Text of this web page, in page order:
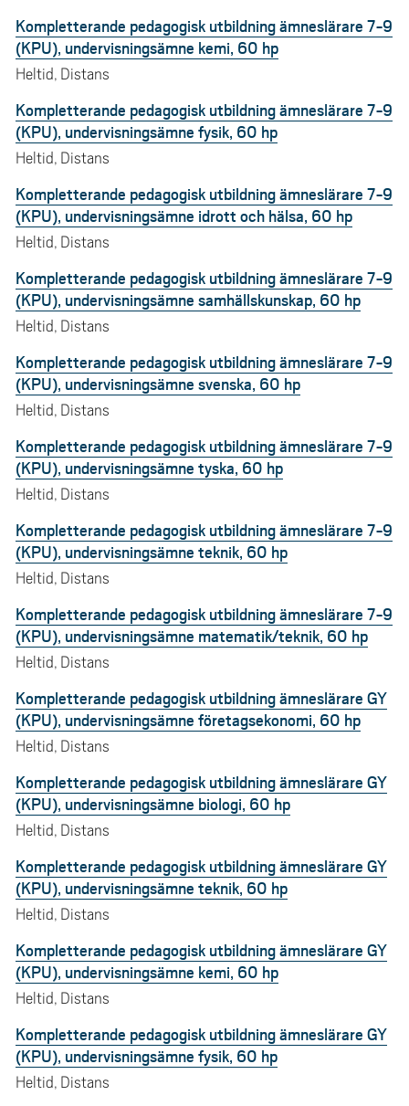
Kompletterande pedagogisk utbildning ämneslärare 7-9
(KPU), undervisningsämne kemi, 60 hp
Heltid, Distans
Kompletterande pedagogisk utbildning ämneslärare 7-9
(KPU), undervisningsämne fysik, 60 hp
Heltid, Distans
Kompletterande pedagogisk utbildning ämneslärare 7-9
(KPU), undervisningsämne idrott och hälsa, 60 hp
Heltid, Distans
Kompletterande pedagogisk utbildning ämneslärare 7-9
(KPU), undervisningsämne samhällskunskap, 60 hp
Heltid, Distans
Kompletterande pedagogisk utbildning ämneslärare 7-9
(KPU), undervisningsämne svenska, 60 hp
Heltid, Distans
Kompletterande pedagogisk utbildning ämneslärare 7-9
(KPU), undervisningsämne tyska, 60 hp
Heltid, Distans
Kompletterande pedagogisk utbildning ämneslärare 7-9
(KPU), undervisningsämne teknik, 60 hp
Heltid, Distans
Kompletterande pedagogisk utbildning ämneslärare 7-9
(KPU), undervisningsämne matematik/teknik, 60 hp
Heltid, Distans
Kompletterande pedagogisk utbildning ämneslärare GY
(KPU), undervisningsämne företagsekonomi, 60 hp
Heltid, Distans
Kompletterande pedagogisk utbildning ämneslärare GY
(KPU), undervisningsämne biologi, 60 hp
Heltid, Distans
Kompletterande pedagogisk utbildning ämneslärare GY
(KPU), undervisningsämne teknik, 60 hp
Heltid, Distans
Kompletterande pedagogisk utbildning ämneslärare GY
(KPU), undervisningsämne kemi, 60 hp
Heltid, Distans
Kompletterande pedagogisk utbildning ämneslärare GY
(KPU), undervisningsämne fysik, 60 hp
Heltid, Distans